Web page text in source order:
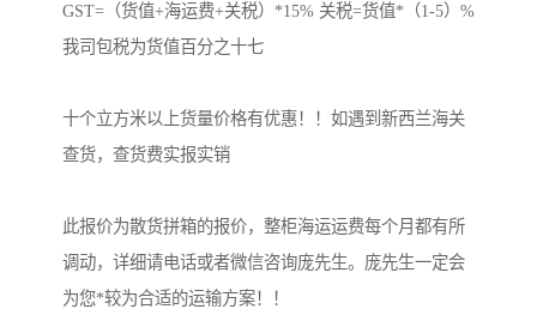
GST=（货值+海运费+关税）*15% 关税=货值*（1-5）%
我司包税为货值百分之十七
十个立方米以上货量价格有优惠！！如遇到新西兰海关
查货，查货费实报实销
此报价为散货拼箱的报价，整柜海运运费每个月都有所
调动，详细请电话或者微信咨询庞先生。庞先生一定会
为您*较为合适的运输方案！！